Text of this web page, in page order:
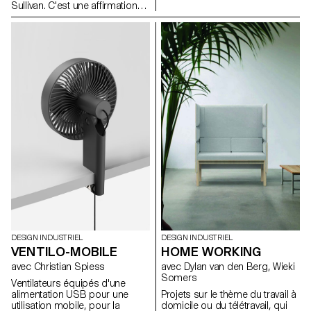
Sullivan. C'est une affirmation
qui est tout à fait pertinente
fonction dans un processus
d'exploration inverse. Au cours
de la semaine de workshop
avec Philippe Malouin, les
étudiants ont été encouragés à
rechercher de nouvelles
fonctions inspirées par des
formes trouvées dans un
Dans ce processus, des
découvertes et des
associations aléatoires ont été
faites pour générer un
vocabulaire de formes nouveau
DESIGN INDUSTRIEL
VENTILO-MOBILE
avec Christian Spiess
Ventilateurs équipés d'une
alimentation USB pour une
utilisation mobile, pour la
DESIGN INDUSTRIEL
HOME WORKING
avec Dylan van den Berg, Wieki
Somers
Projets sur le thème du travail à
domicile ou du télétravail, qui